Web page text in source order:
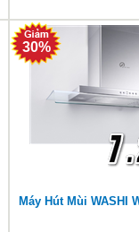
30%
Máy Hút Mùi WASHI